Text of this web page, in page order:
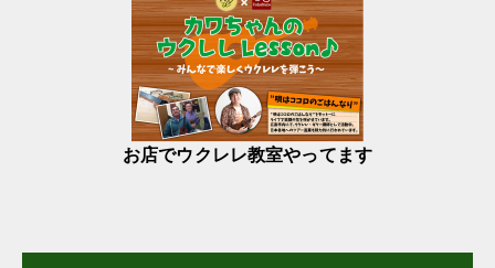
お店でウクレレ教室やってます